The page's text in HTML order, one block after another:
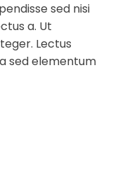
sed nisi
a. Ut
Lectus
sed elementum